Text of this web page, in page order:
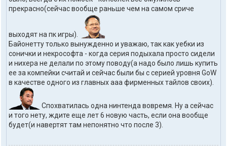
прекрасно(сейчас вообще раньше чем на самом сриче
выходят на пк игры).
Байонетту только вынужденно и уважаю, так как уебки из
сонички и некрософта - когда серия подыхала просто сидели
и нихера не делали по этому поводу(а надо было лишь купить
ее за компейки считай и сейчас были бы с серией уровня GoW
в качестве одного из главных ааа фирменных тайлов своих).
Спохватилась одна нинтенда вовремя. Ну а сейчас
и того нету, ждите еще лет 6 новую часть, если она вообще
будет(и навертят там непонятно что после 3).